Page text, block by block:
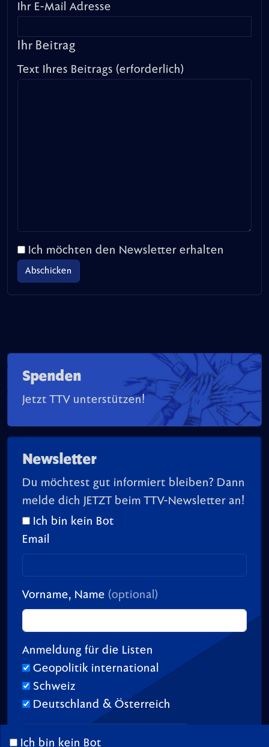
Ihr E-Mail Adresse
Ihr Beitrag
Text Ihres Beitrags (erforderlich)
Ich möchten den Newsletter erhalten
Spenden
Jetzt TTV unterstützen!
Newsletter
Du möchtest gut informiert bleiben? Dann
melde dich JETZT beim TTV-Newsletter an!
Ich bin kein Bot
Email
Vorname, Name (optional)
Anmeldung für die Listen
Geopolitik international
Schweiz
Deutschland & Österreich
Ich bin kein Bot